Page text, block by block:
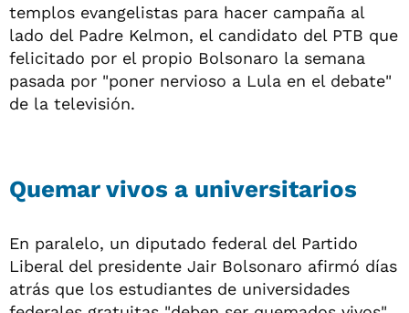
templos evangelistas para hacer campaña al
lado del Padre Kelmon, el candidato del PTB que
felicitado por el propio Bolsonaro la semana
pasada por "poner nervioso a Lula en el debate"
de la televisión.
Quemar vivos a universitarios
En paralelo, un diputado federal del Partido
Liberal del presidente Jair Bolsonaro afirmó días
atrás que los estudiantes de universidades